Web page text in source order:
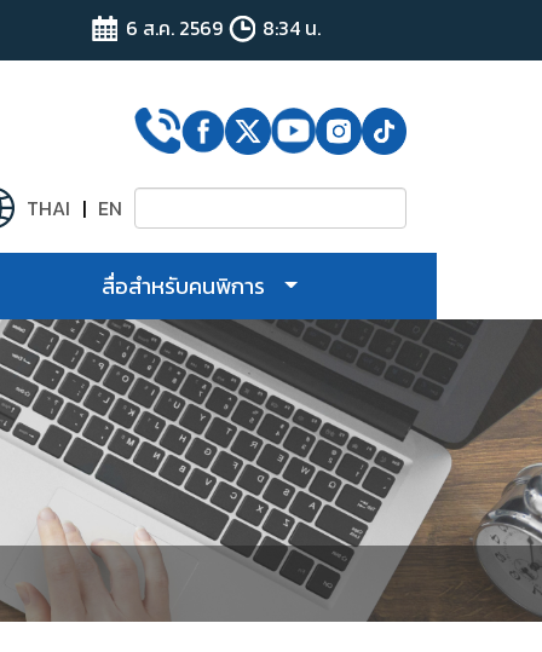
6 ส.ค. 2569 8:34 น.
THAI | EN
สื่อสำหรับคนพิการ